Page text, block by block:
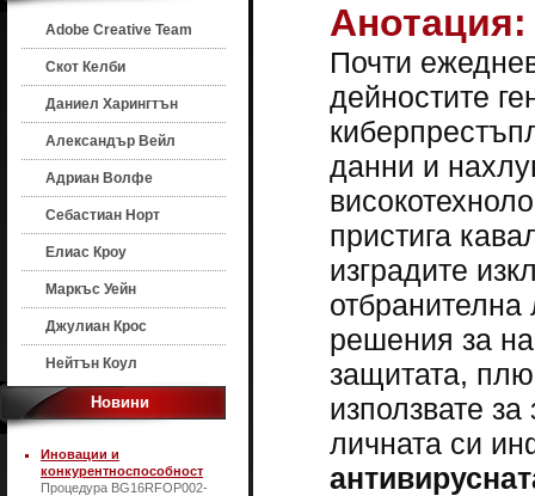
Adobe Creative Team
Скот Келби
Даниел Харингтън
Александър Вейл
Адриан Волфе
Себастиан Норт
Елиас Кроу
Маркъс Уейн
Джулиан Крос
Нейтън Коул
Новини
Иновации и
конкурентноспособност
Процедура BG16RFOP002-
Анотация:
Почти
дейностите
данни и
пристига
изградите
решения за
защитата,
използвате
личната си